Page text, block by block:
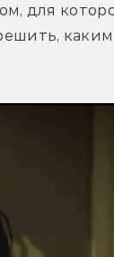
для
каким